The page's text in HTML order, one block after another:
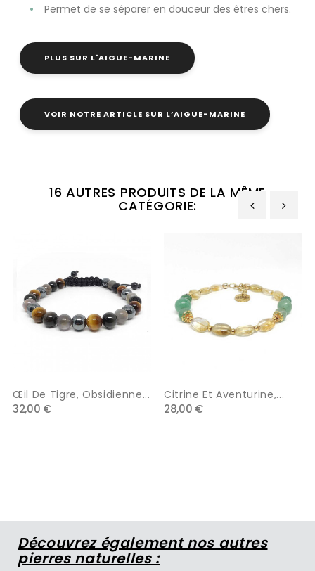
Permet de se séparer en douceur des êtres chers.
PLUS SUR L'AIGUE-MARINE
VOIR NOTRE ARTICLE SUR L’AIGUE-MARINE
16 AUTRES PRODUITS DE LA MÊME
CATÉGORIE:
Œil De Tigre, Obsidienne...
32,00 €
Citrine Et Aventurine,...
28,00 €
Découvrez également nos autres
pierres naturelles :